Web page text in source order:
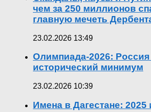
чем за 250 миллионов
главную мечеть
23.02.2026 13:49
Олимпиада-2026: Россия
исторический минимум
23.02.2026 10:39
Имена в Дагестане: 2025